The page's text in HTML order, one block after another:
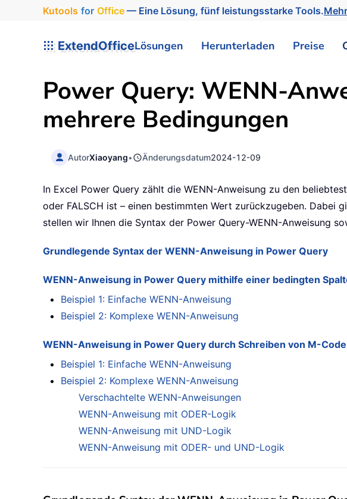
Kutools for Office— Eine Lösung, fünf leistungsstarke Tools.
ExtendOfficeLösungen Herunterladen Preise
Power Query: WENN-
mehrere Bedingungen
AutorXiaoyang• Änderungsdatum2024-12-09
In Excel Power Query zählt die WENN-Anweisung zu den
oder FALSCH ist – einen bestimmten Wert zurückzugeben. Dabei
stellen wir Ihnen die Syntax der Power Query-WENN-Anweisung
Grundlegende Syntax der WENN-Anweisung in Power Query
WENN-Anweisung in Power Query mithilfe einer bedingten
Beispiel 1: Einfache WENN-Anweisung
Beispiel 2: Komplexe WENN-Anweisung
WENN-Anweisung in Power Query durch Schreiben von M-Code
Beispiel 1: Einfache WENN-Anweisung
Beispiel 2: Komplexe WENN-Anweisung
Verschachtelte WENN-Anweisungen
WENN-Anweisung mit ODER-Logik
WENN-Anweisung mit UND-Logik
WENN-Anweisung mit ODER- und UND-Logik